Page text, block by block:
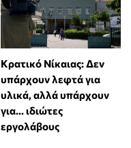
Κρατικό Νίκαιας: Δεν
υπάρχουν λεφτά για
υλικά, αλλά υπάρχουν
για... ιδιώτες
εργολάβους